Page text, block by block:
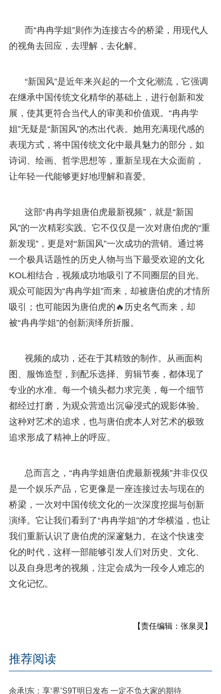
而“冉冉学姐”则作为连接古今的桥梁，用现代人
的视角去回应，去理解，去化解。
“新国风”是近年来兴起的一个文化潮流，它强调
在继承中国传统文化精华的基础上，进行创新和发
展，使其更符合当代人的审美和价值观。“冉冉学
姐”无疑是“新国风”的杰出代表。她用充满现代感的
表现方式，将中国传统文化中最具魅力的部分，如
诗词、绘画、哲学思想等，重新呈现在大众面前，
让年轻一代能够更好地理解和喜爱。
这部“冉冉学姐唐伯虎最新视频”，就是“新国
风”的一次精彩实践。它不仅仅是一次对唐伯虎的“重
新发现”，更是对“新国风”一次成功的营销。通过将
一个极具话题性的历史人物与当下最受欢迎的文化
KOL相结合，视频成功地吸引了不同圈层的目光。
观众可能因为“冉冉学姐”而来，却被唐伯虎的才情所
吸引；也可能因为唐伯虎的🔥历史名气而来，却
被“冉冉学姐”的创新演绎所折服。
视频的成功，还在于其精致的制作。从画面构
图、服饰造型，到配乐选择、剪辑节奏，都体现了
专业的水准。每一个镜头都力求完美，每一个细节
都经过打磨，为观众营造出沉😀浸式的观影体验。
这种对艺术的追求，也与唐伯虎本人对艺术的极致
追求形成了精神上的呼应。
总而言之，“冉冉学姐唐伯虎最新视频”并非仅仅
是一个娱乐产品，它更像是一座连接过去与现在的
桥梁，一次对中国传统文化的一次深度挖掘与创新
演绎。它让我们看到了“冉冉学姐”的才华横溢，也让
我们重新认识了唐伯虎的深邃魅力。在这个快速变
化的时代，这样一部能够引发人们对历史、文化、
以及自身思考的视频，注定会成为一段令人难忘的
文化记忆。
【责任编辑：张泉灵】
推荐阅读
余承!东：享‘界’S9T明日发布 一定不负大家的期待